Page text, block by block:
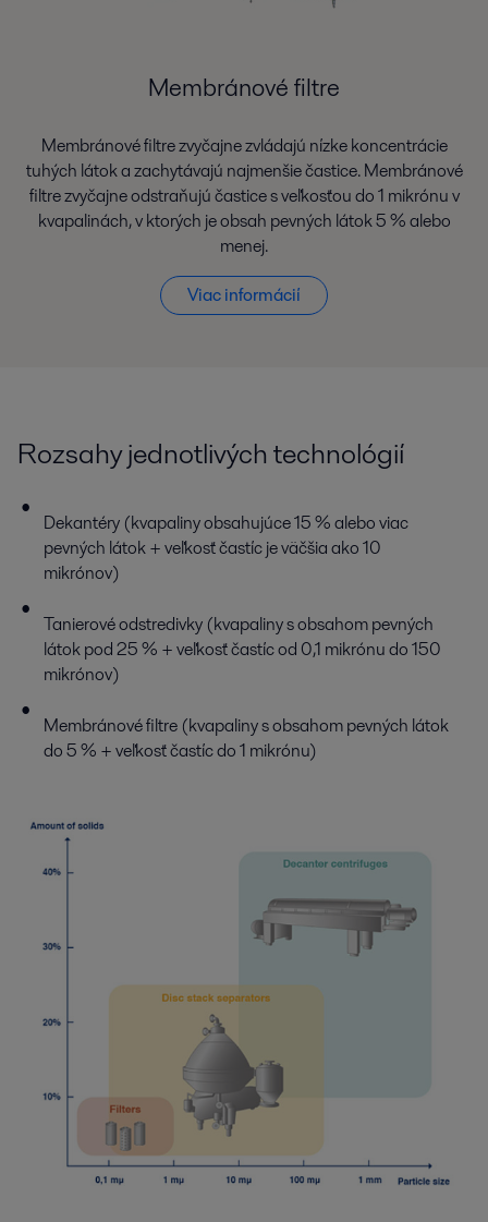
Membránové filtre
Membránové filtre zvyčajne zvládajú nízke koncentrácie
tuhých látok a zachytávajú najmenšie častice. Membránové
filtre zvyčajne odstraňujú častice s veľkosťou do 1 mikrónu v
kvapalinách, v ktorých je obsah pevných látok 5 % alebo
menej.
Viac informácií
Rozsahy jednotlivých technológií
Dekantéry (kvapaliny obsahujúce 15 % alebo viac
pevných látok + veľkosť častíc je väčšia ako 10
mikrónov)
Tanierové odstredivky (kvapaliny s obsahom pevných
látok pod 25 % + veľkosť častíc od 0,1 mikrónu do 150
mikrónov)
Membránové filtre (kvapaliny s obsahom pevných látok
do 5 % + veľkosť častíc do 1 mikrónu)